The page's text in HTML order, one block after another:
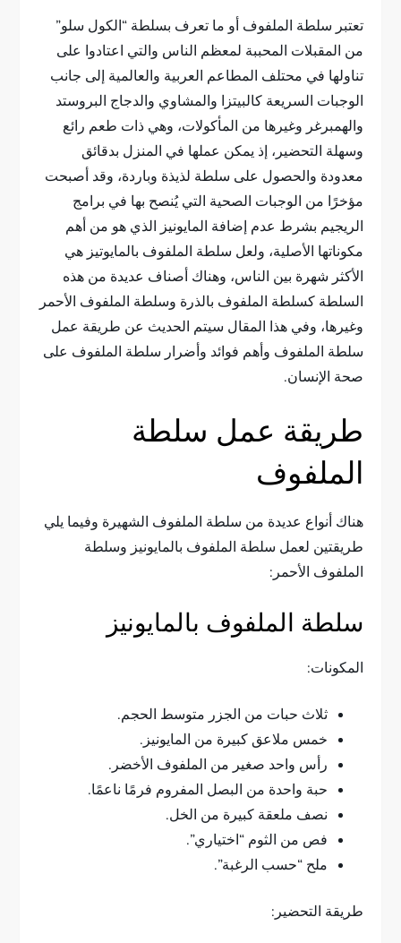
تعتبر سلطة الملفوف أو ما تعرف بسلطة “الكول سلو”
من المقبلات المحببة لمعظم الناس والتي اعتادوا على
تناولها في محتلف المطاعم العربية والعالمية إلى جانب
الوجبات السريعة كالبيتزا والمشاوي والدجاج البروستد
والهمبرغر وغيرها من المأكولات، وهي ذات طعم رائع
وسهلة التحضير، إذ يمكن عملها في المنزل بدقائق
معدودة والحصول على سلطة لذيذة وباردة، وقد أصبحت
مؤخرًا من الوجبات الصحية التي يُنصح بها في برامج
الريجيم بشرط عدم إضافة المايونيز الذي هو من أهم
مكوناتها الأصلية، ولعل سلطة الملفوف بالمايوتيز هي
الأكثر شهرة بين الناس، وهناك أصناف عديدة من هذه
السلطة كسلطة الملفوف بالذرة وسلطة الملفوف الأحمر
وغيرها، وفي هذا المقال سيتم الحديث عن طريقة عمل
سلطة الملفوف وأهم فوائد وأضرار سلطة الملفوف على
صحة الإنسان.
طريقة عمل سلطة
الملفوف
هناك أنواع عديدة من سلطة الملفوف الشهيرة وفيما يلي
طريقتين لعمل سلطة الملفوف بالمايونيز وسلطة
الملفوف الأحمر:
سلطة الملفوف بالمايونيز
المكونات:
ثلاث حبات من الجزر متوسط الحجم.
خمس ملاعق كبيرة من المايونيز.
رأس واحد صغير من الملفوف الأخضر.
حبة واحدة من البصل المفروم فرمًا ناعمًا.
نصف ملعقة كبيرة من الخل.
فص من الثوم “اختياري”.
ملح “حسب الرغبة”.
طريقة التحضير: